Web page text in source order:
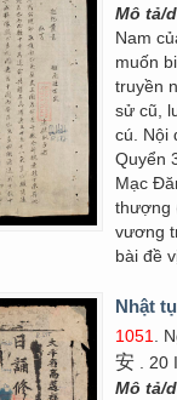
Mô tả/
Nam
muốn
truyền
sử cũ,
cú. Nội
Quyển
Mạc
thượng
vương
bài đề
Nhật
1051.
安 . 20
Mô tả/